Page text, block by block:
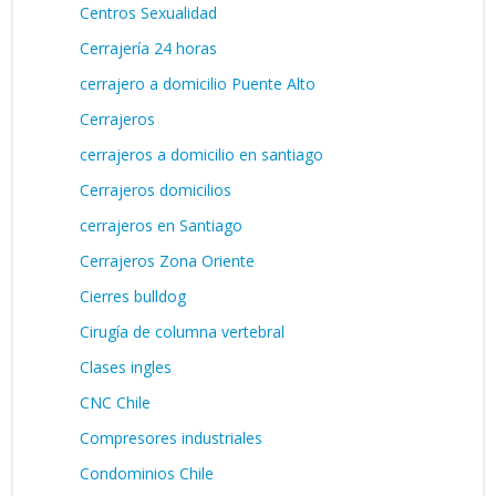
Centros Sexualidad
Cerrajería 24 horas
cerrajero a domicilio Puente Alto
Cerrajeros
cerrajeros a domicilio en santiago
Cerrajeros domicilios
cerrajeros en Santiago
Cerrajeros Zona Oriente
Cierres bulldog
Cirugía de columna vertebral
Clases ingles
CNC Chile
Compresores industriales
Condominios Chile